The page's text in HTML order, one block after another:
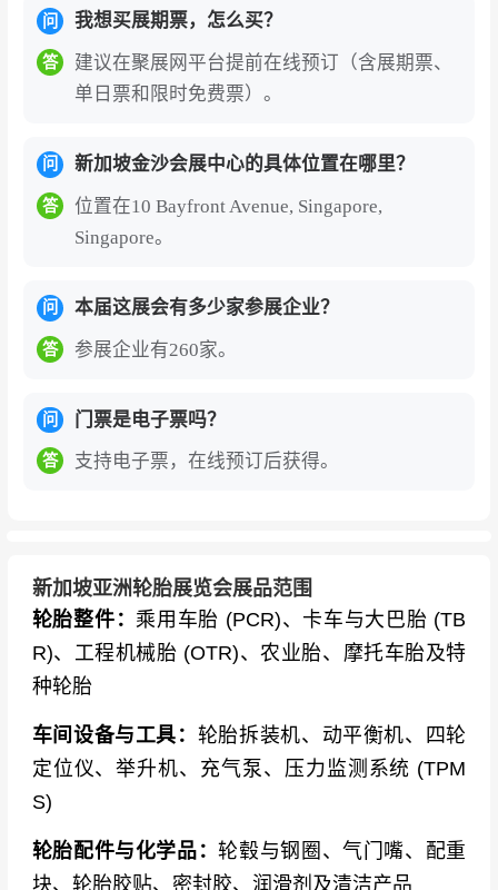
问 我想买展期票，怎么买？
答
建议在聚展网平台提前在线预订（含展期票、
单日票和限时免费票）。
问 新加坡金沙会展中心的具体位置在哪里？
答
位置在10 Bayfront Avenue, Singapore,
Singapore。
问 本届这展会有多少家参展企业？
答 参展企业有260家。
问 门票是电子票吗？
答 支持电子票，在线预订后获得。
新加坡亚洲轮胎展览会展品范围
轮胎整件： 乘用车胎 (PCR)、卡车与大巴胎 (TB
R)、工程机械胎 (OTR)、农业胎、摩托车胎及特
种轮胎
车间设备与工具： 轮胎拆装机、动平衡机、四轮
定位仪、举升机、充气泵、压力监测系统 (TPM
S)
轮胎配件与化学品：轮毂与钢圈、气门嘴、配重
块、轮胎胶贴、密封胶、润滑剂及清洁产品